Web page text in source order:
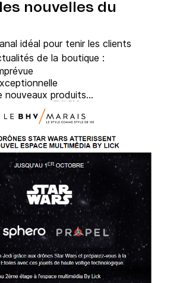
nouvelles du
idéal pour tenir les clients
de la boutique :
nouveaux produits...